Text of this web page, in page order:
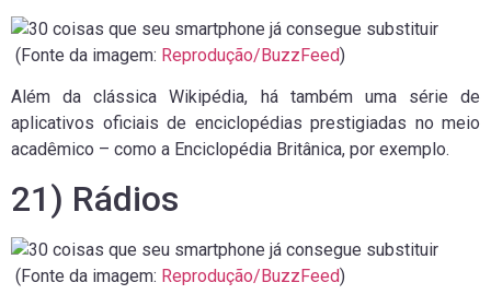
(Fonte da imagem: Reprodução/BuzzFeed)
Além da clássica Wikipédia, há também uma série de
aplicativos oficiais de enciclopédias prestigiadas no meio
acadêmico – como a Enciclopédia Britânica, por exemplo.
21) Rádios
(Fonte da imagem: Reprodução/BuzzFeed)